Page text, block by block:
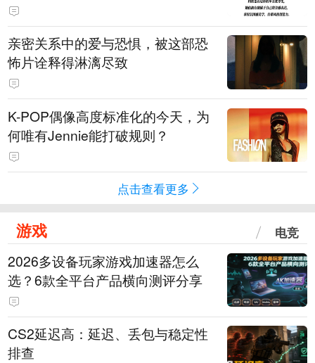
亲密关系中的爱与恐惧，被这部恐
怖片诠释得淋漓尽致
K-POP偶像高度标准化的今天，为
何唯有Jennie能打破规则？
点击查看更多
游戏 电竞
2026多设备玩家游戏加速器怎么
选？6款全平台产品横向测评分享
CS2延迟高：延迟、丢包与稳定性
排查